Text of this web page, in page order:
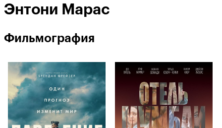
Энтони Марас
Фильмография